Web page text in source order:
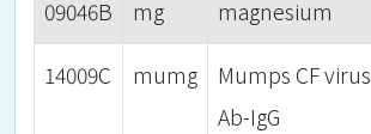
09046B mg magnesium
14009C mumg
Mumps CF virus
Ab-IgG